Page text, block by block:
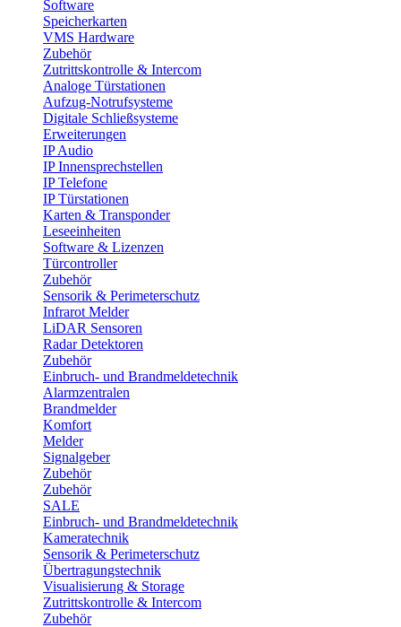
Software
Speicherkarten
VMS Hardware
Zubehör
Zutrittskontrolle & Intercom
Analoge Türstationen
Aufzug-Notrufsysteme
Digitale Schließsysteme
Erweiterungen
IP Audio
IP Innensprechstellen
IP Telefone
IP Türstationen
Karten & Transponder
Leseeinheiten
Software & Lizenzen
Türcontroller
Zubehör
Sensorik & Perimeterschutz
Infrarot Melder
LiDAR Sensoren
Radar Detektoren
Zubehör
Einbruch- und Brandmeldetechnik
Alarmzentralen
Brandmelder
Komfort
Melder
Signalgeber
Zubehör
Zubehör
SALE
Einbruch- und Brandmeldetechnik
Kameratechnik
Sensorik & Perimeterschutz
Übertragungstechnik
Visualisierung & Storage
Zutrittskontrolle & Intercom
Zubehör